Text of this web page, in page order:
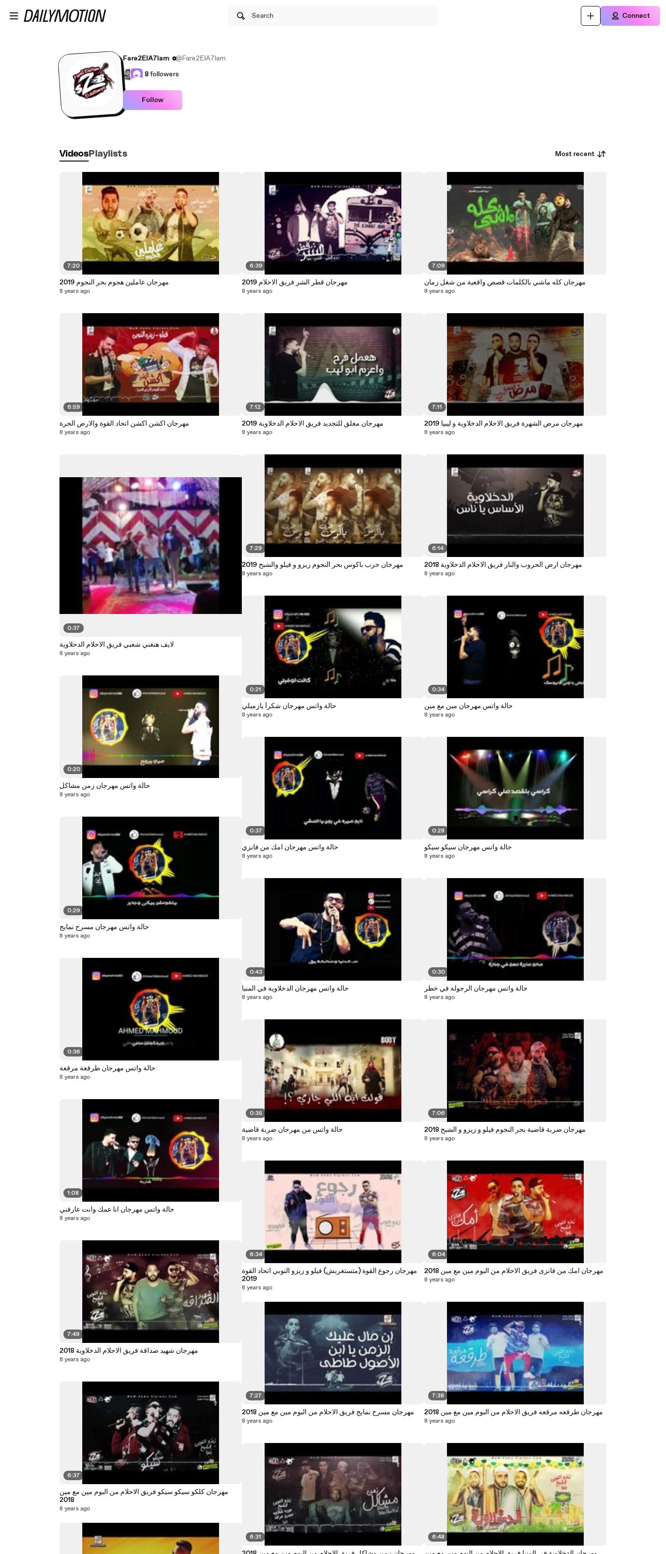
Search Connect
Fare2ElA7lam
@Fare2ElA7lam
8followers
Follow
Videos Playlists Most recent
7:20
مهرجان عاملين هجوم بحر النجوم 2019
8 years ago
6:59
مهرجان اكشن اكشن اتحاد القوة والارض الحرة
8 years ago
0:37
لايف هنغني شعبي فريق الاحلام الدخلاوية
8 years ago
0:20
حالة واتس مهرجان زمن مشاكل
8 years ago
0:29
حالة واتس مهرجان مسرح نمايج
8 years ago
0:36
حالة واتس مهرجان طرقعة مرقعة
8 years ago
1:08
حالة واتس مهرجان انا عمك وانت عارفني
8 years ago
7:49
مهرجان شهيد صداقة فريق الاحلام الدخلاوية 2018
8 years ago
6:37
مهرجان كلكو سيكو سيكو فريق الاحلام من البوم مين مع مين
2018
8 years ago
6:39
مهرجان قطر الشر فريق الاحلام 2019
8 years ago
7:12
مهرجان مغلق للتجديد فريق الاحلام الدخلاوية 2019
8 years ago
7:29
مهرجان حرب باكوس بحر النجوم زيزو و فيلو والشبح 2019
8 years ago
0:21
حالة واتس مهرجان شكرآ يازميلي
8 years ago
0:37
حالة واتس مهرجان امك من فانزي
8 years ago
0:43
حالة واتس مهرجان الدخلاوية في المنيا
8 years ago
0:35
حالة واتس من مهرجان ضربة قاضية
8 years ago
6:34
مهرجان رجوع القوة (متستغربش) فيلو و زيزو النوبي اتحاد القوة
2019
8 years ago
7:27
مهرجان مسرح نمايج فريق الاحلام من البوم مين مع مين 2018
8 years ago
6:31
7:09
مهرجان كله ماشي بالكلمات قصص واقعية من شغل زمان
8 years ago
7:11
مهرجان مرض الشهرة فريق الاحلام الدخلاوية و ليبيا 2019
8 years ago
6:14
مهرجان ارض الحروب والنار فريق الاحلام الدخلاوية 2018
8 years ago
0:34
حالة واتس مهرجان مين مع مين
8 years ago
0:28
حالة واتس مهرجان سيكو سيكو
8 years ago
0:30
حالة واتس مهرجان الرجولة في خطر
8 years ago
7:06
مهرجان ضربة قاضية بحر النجوم فيلو و زيزو و الشبح 2018
8 years ago
6:04
مهرجان امك من فانزى فريق الاحلام من البوم مين مع مين 2018
8 years ago
7:38
مهرجان طرقعه مرقعه فريق الاحلام من البوم مين مع مين 2018
8 years ago
6:48